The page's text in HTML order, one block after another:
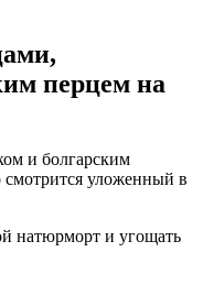
перцем на
и болгарским
уложенный в
натюрморт и угощать